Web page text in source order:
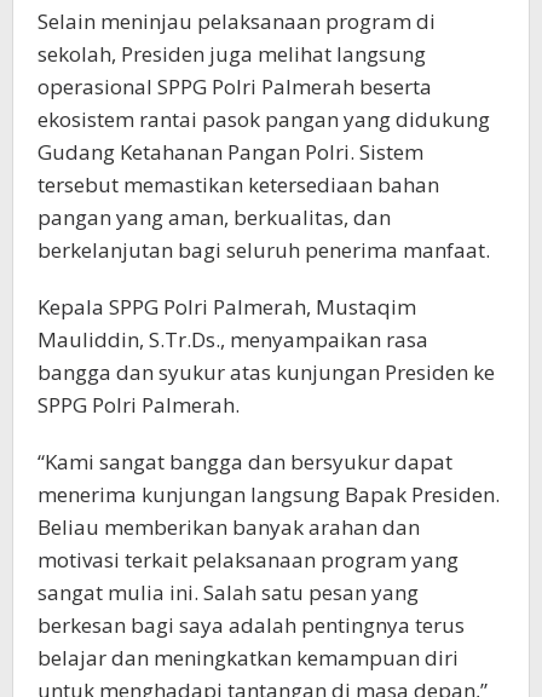
Selain meninjau pelaksanaan program di
sekolah, Presiden juga melihat langsung
operasional SPPG Polri Palmerah beserta
ekosistem rantai pasok pangan yang didukung
Gudang Ketahanan Pangan Polri. Sistem
tersebut memastikan ketersediaan bahan
pangan yang aman, berkualitas, dan
berkelanjutan bagi seluruh penerima manfaat.
Kepala SPPG Polri Palmerah, Mustaqim
Mauliddin, S.Tr.Ds., menyampaikan rasa
bangga dan syukur atas kunjungan Presiden ke
SPPG Polri Palmerah.
“Kami sangat bangga dan bersyukur dapat
menerima kunjungan langsung Bapak Presiden.
Beliau memberikan banyak arahan dan
motivasi terkait pelaksanaan program yang
sangat mulia ini. Salah satu pesan yang
berkesan bagi saya adalah pentingnya terus
belajar dan meningkatkan kemampuan diri
untuk menghadapi tantangan di masa depan,”